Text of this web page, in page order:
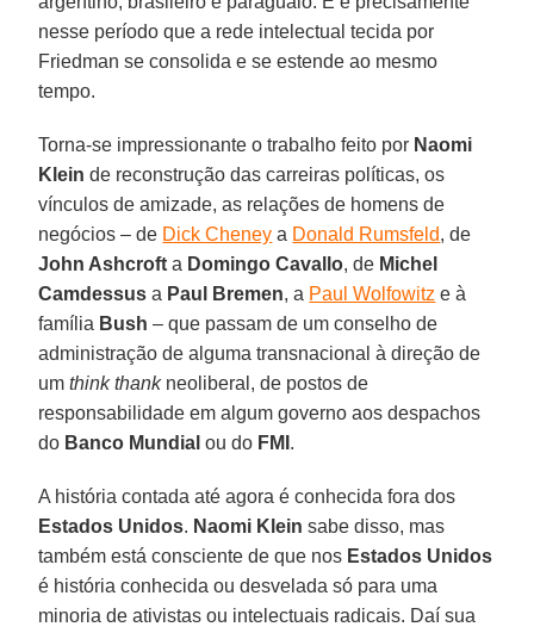
nesse período que a rede intelectual tecida por
Friedman se consolida e se estende ao mesmo
tempo.
Torna-se impressionante o trabalho feito por Naomi
Klein de reconstrução das carreiras políticas, os
vínculos de amizade, as relações de homens de
negócios – de Dick Cheney a Donald Rumsfeld, de
John Ashcroft a Domingo Cavallo, de Michel
Camdessus a Paul Bremen, a Paul Wolfowitz e à
família Bush – que passam de um conselho de
administração de alguma transnacional à direção de
umthink thankneoliberal, de postos de
responsabilidade em algum governo aos despachos
do Banco Mundial ou do FMI .
A história contada até agora é conhecida fora dos
Estados Unidos. Naomi Klein sabe disso, mas
também está consciente de que nos Estados Unidos
é história conhecida ou desvelada só para uma
minoria de ativistas ou intelectuais radicais. Daí sua